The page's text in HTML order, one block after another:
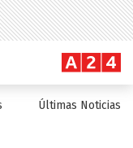
Últimas Noticias